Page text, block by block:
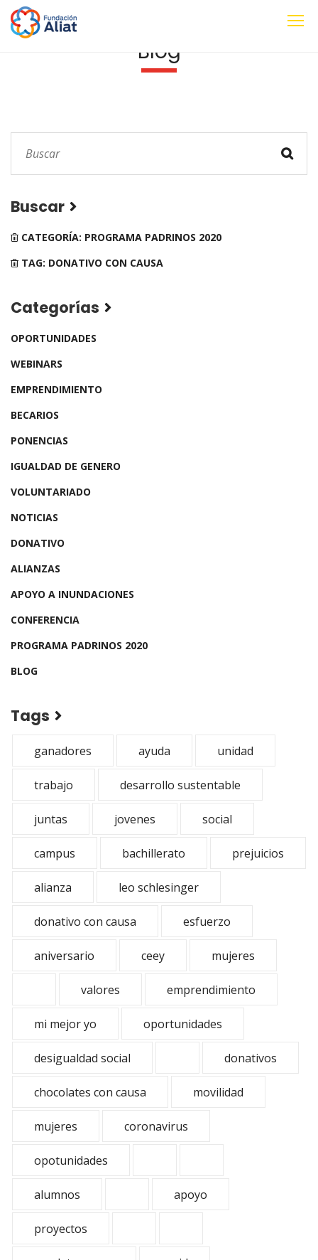
Blog
Buscar
CATEGORÍA: PROGRAMA PADRINOS 2020
TAG: DONATIVO CON CAUSA
Categorías
OPORTUNIDADES
WEBINARS
EMPRENDIMIENTO
BECARIOS
PONENCIAS
IGUALDAD DE GENERO
VOLUNTARIADO
NOTICIAS
DONATIVO
ALIANZAS
APOYO A INUNDACIONES
CONFERENCIA
PROGRAMA PADRINOS 2020
BLOG
Tags
ganadores ayuda unidad
trabajo desarrollo sustentable
juntas jovenes social
campus bachillerato prejuicios
alianza leo schlesinger
donativo con causa esfuerzo
aniversario ceey mujeres
valores emprendimiento
mi mejor yo oportunidades
desigualdad social donativos
chocolates con causa movilidad
mujeres coronavirus
opotunidades
alumnos apoyo
proyectos